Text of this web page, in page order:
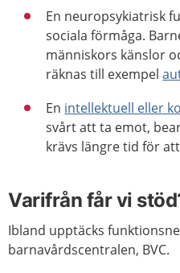
En neuropsykiatrisk
sociala förmåga.
människors känslor
räknas till exempel
En intellektuell eller
svårt att ta emot,
krävs längre tid för
Varifrån får vi
Ibland upptäcks
barnavårdscentralen, BVC.